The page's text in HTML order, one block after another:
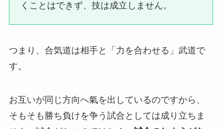
くことはできず、技は成立しません。
つまり、合気道は相手と「力を合わせる」武道で
す。
お互いが同じ方向へ氣を出しているのですから、
そもそも勝ち負けを争う試合としては成り立ちま